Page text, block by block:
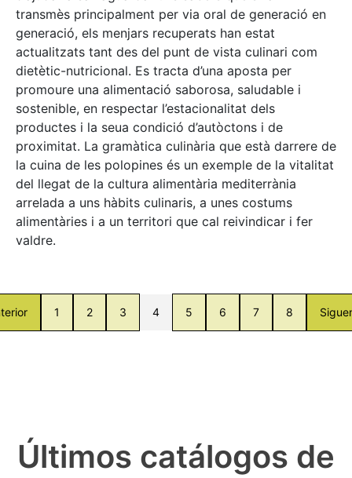
transmès principalment per via oral de generació en
generació, els menjars recuperats han estat
actualitzats tant des del punt de vista culinari com
dietètic-nutricional. Es tracta d’una aposta per
promoure una alimentació saborosa, saludable i
sostenible, en respectar l’estacionalitat dels
productes i la seua condició d’autòctons i de
proximitat. La gramàtica culinària que està darrere de
la cuina de les polopines és un exemple de la vitalitat
del llegat de la cultura alimentària mediterrània
arrelada a uns hàbits culinaris, a unes costums
alimentàries i a un territori que cal reivindicar i fer
valdre.
1 2 3 4 5 6 7 8
Últimos catálogos de